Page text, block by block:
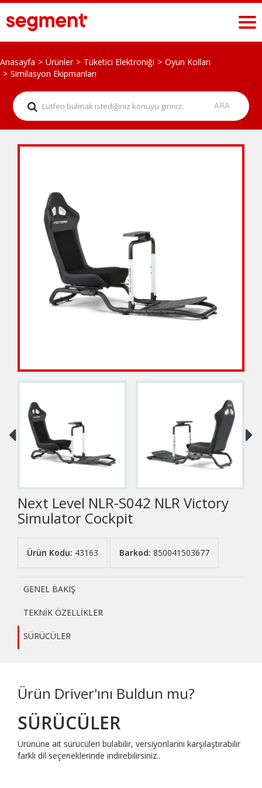
Anasayfa Ürünler Tüketici Elektroniği
Oyun Kolları
Similasyon Ekipmanları
Next Level NLR-S042 NLR Victory
Simulator Cockpit
Ürün Kodu: 43163 Barkod: 850041503677
GENEL BAKIŞ
TEKNİK ÖZELLİKLER
SÜRÜCÜLER
Ürün Driver'ını Buldun mu?
SÜRÜCÜLER
Ürününe ait sürücüleri bulabilir, versiyonlarini karşılaştırabilir
farklı dil seçeneklerinde indirebilirsiniz..